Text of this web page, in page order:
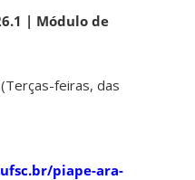
| Módulo de
feiras, das
piape-ara-